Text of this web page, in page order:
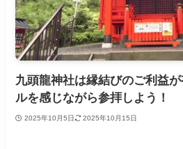
九頭龍神社は縁結びのご利益
ルを感じながら参拝しよう！
2025年10月5日 2025年10月15日